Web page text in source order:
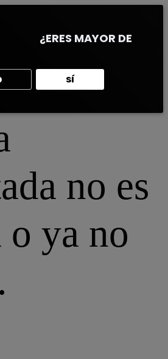
MAYOR DE
sí
La
no es
ya no